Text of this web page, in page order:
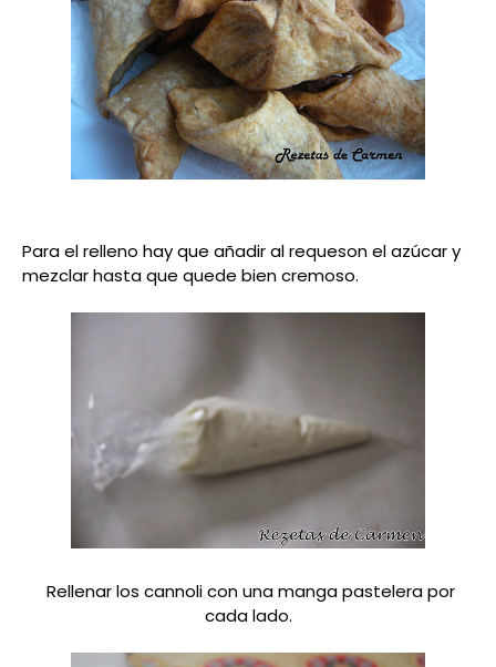
Para el relleno hay que añadir al requeson el azúcar y
mezclar hasta que quede bien cremoso.
Rellenar los cannoli con una manga pastelera por
cada lado.